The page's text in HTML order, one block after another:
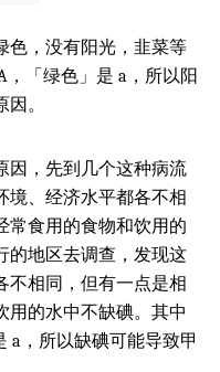
色，没有阳光，韭菜等
「绿色」是 a，所以阳
。
因，先到几个这种病流
境、经济水平都各不相
常食用的食物和饮用的
的地区去调查，发现这
不相同，但有一点是相
用的水中不缺碘。其中
a，所以缺碘可能导致甲